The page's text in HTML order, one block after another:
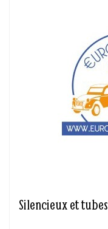
Silencieux et tubes